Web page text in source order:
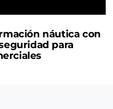
náutica con
para